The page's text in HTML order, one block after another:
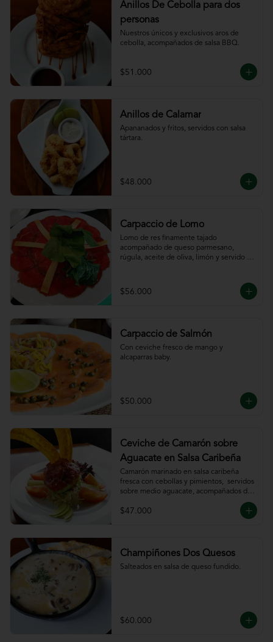
Anillos De Cebolla para dos
personas
Nuestros únicos y exclusivos aros de
cebolla, acompañados de salsa BBQ.
$51.000
Anillos de Calamar
Apananados y fritos, servidos con salsa
tártara.
$48.000
Carpaccio de Lomo
Lomo de res finamente tajado
acompañado de queso parmesano,
rúgula, aceite de oliva, limón y servido
$56.000
Carpaccio de Salmón
Con ceviche fresco de mango y
alcaparras baby.
$50.000
Ceviche de Camarón sobre
Aguacate en Salsa Caribeña
Camarón marinado en salsa caribeña
fresca con cebollas y pimientos,  servidos
sobre medio aguacate, acompañados de
$47.000
Champiñones Dos Quesos
Salteados en salsa de queso fundido.
$60.000